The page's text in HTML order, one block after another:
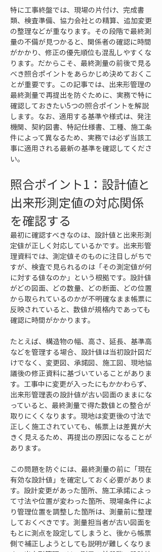
特に工事終盤では、現場の片付け、完成書
類、検査準備、協力会社との精算、追加変更
の整理などが重なります。その段階で最終測
量の不備が見つかると、関係者の確認に時間
がかかり、修正の優先順位も混乱しやすくな
ります。だからこそ、最終測量の前後で見る
べき照合ポイントをあらかじめ決めておくこ
とが重要です。この記事では、出来形管理の
最終測量で再提出を防ぐために、実務で特に
確認しておきたい5つの照合ポイントを解説
します。なお、適用する基準や様式は、発注
機関、契約図書、特記仕様書、工種、施工条
件によって異なるため、実務では必ず当該工
事に適用される最新の基準を確認してくださ
い。
照合ポイント1：設計値と
出来形測定値の対応関係
を確認する
最初に確認すべきなのは、設計値と出来形測
定値が正しく対応しているかです。出来形管
理資料では、測定値そのものに注目しがちで
すが、検査で見られるのは「その測定値が何
に対する値なのか」という根拠です。設計値
がどの図面、どの数量、どの断面、どの位置
から取られているのかが不明確なまま帳票に
反映されていると、数値が規格内であっても
確認に時間がかかります。
たとえば、構造物の幅、高さ、延長、基準高
などを管理する場合、設計値は当初設計図だ
けでなく、変更図、承諾図、施工図、現地協
議後の修正資料に基づいていることがありま
す。工事中に変更が入ったにもかかわらず、
出来形管理表の設計値が古い図面のままにな
っていると、最終測量で得た数値との整合が
取りにくくなります。現地は変更後の寸法で
正しく施工されていても、帳票上は差異が大
きく見えるため、再提出の原因になることが
あります。
この問題を防ぐには、最終測量の前に「現在
有効な設計値」を確定しておく必要がありま
す。設計変更があった箇所、施工承諾によっ
て寸法や位置が変わった箇所、現場条件によ
り管理位置を調整した箇所は、測量前に整理
しておくべきです。測量担当者が古い図面を
もとに測点を設定してしまうと、後から帳票
側で補正しようとしても説明が難しくなりま